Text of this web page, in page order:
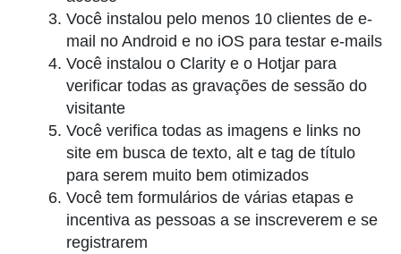
Você instalou pelo menos 10 clientes de e-
mail no Android e no iOS para testar e-mails
Você instalou o Clarity e o Hotjar para
verificar todas as gravações de sessão do
visitante
Você verifica todas as imagens e links no
site em busca de texto, alt e tag de título
para serem muito bem otimizados
Você tem formulários de várias etapas e
incentiva as pessoas a se inscreverem e se
registrarem